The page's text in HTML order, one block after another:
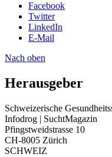
Facebook
Twitter
LinkedIn
E-Mail
Nach oben
Herausgeber
Schweizerische
Infodrog | SuchtMagazin
Pfingstweidstrasse 10
CH-8005 Zürich
SCHWEIZ